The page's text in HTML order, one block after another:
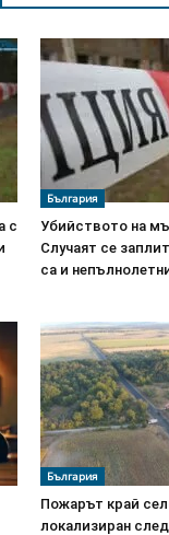
с
България
Убийството на
Случаят се
са и
България
Пожарът край
локализиран